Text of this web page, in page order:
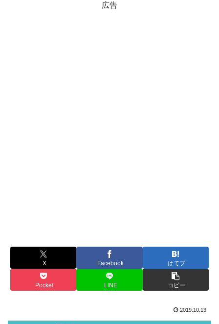
広告
X Facebook はてブ
Pocket LINE コピー
2019.10.13